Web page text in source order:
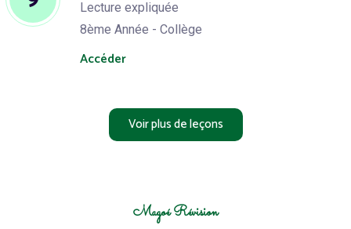
Lecture expliquée
8ème Année - Collège
Accéder
Voir plus de leçons
Magoé Révision